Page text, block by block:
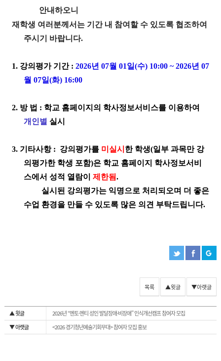
안내하오니
재학생 여러분께서는 기간 내 참여할 수 있도록 협조하여
주시기 바랍니다.
1. 강의평가 기간 : 2026년 07월 01일(수) 10:00 ~ 2026년 07
월 07일(화) 16:00
2. 방 법 : 학교 홈페이지의 학사정보서비스를 이용하여
개인별 실시
3. 기타사항 : 강의평가를 미실시 한 학생(일부 과목만 강
의평가한 학생 포함)은 학교 홈페이지 학사정보서비
스에서 성적 열람이 제한됨.
실시된 강의평가는 익명으로 처리되오며 더 좋은
수업 환경을 만들 수 있도록 많은 의견 부탁드립니다.
목록 ▲윗글 ▼아랫글
▲ 윗글
2026년 “멘토·멘티 성인 발달장애·비장애” 인식개선캠프 참여자 모집
▼ 아랫글
<2026 경기청년예술기회무대> 참여자 모집 홍보